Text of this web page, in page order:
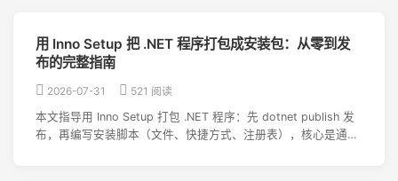
用 Inno Setup 把 .NET 程序打包成安装包：从零到发
布的完整指南
2026-07-31
521 阅读
本文指导用 Inno Setup 打包 .NET 程序：先 dotnet publish 发
布，再编写安装脚本（文件、快捷方式、注册表），核心是通过